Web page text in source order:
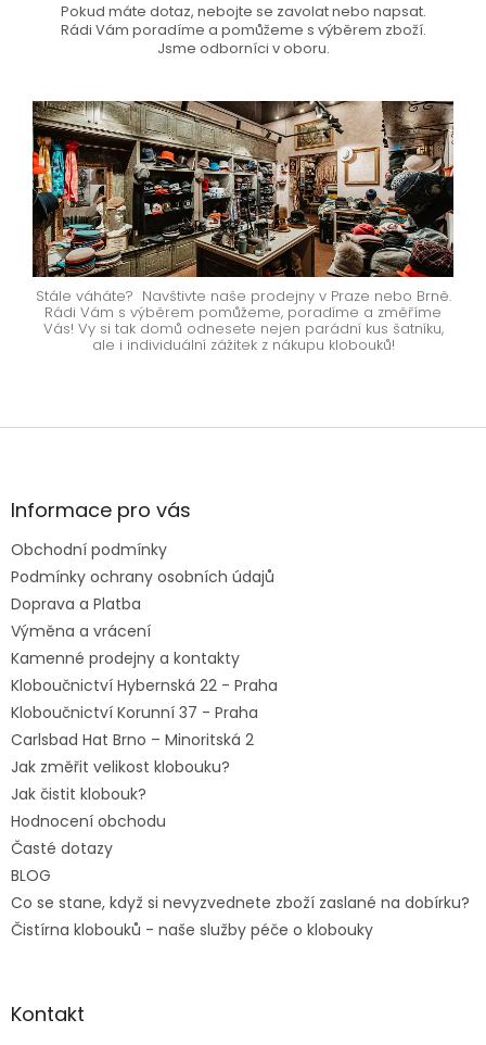
Pokud máte dotaz, nebojte se zavolat nebo napsat.
Rádi Vám poradíme a pomůžeme s výběrem zboží.
Jsme odborníci v oboru.
Stále váháte? Navštivte naše prodejny v Praze nebo Brně.
Rádi Vám s výběrem pomůžeme, poradíme a změříme
Vás! Vy si tak domů odnesete nejen parádní kus šatníku,
ale i individuální zážitek z nákupu klobouků!
Z
aInformace pro vás
Obchodní podmínky
Podmínky ochrany osobních údajů
Doprava a Platba
Výměna a vrácení
Kamenné prodejny a kontakty
Kloboučnictví Hybernská 22 - Praha
Kloboučnictví Korunní 37 - Praha
Carlsbad Hat Brno – Minoritská 2
Jak změřit velikost klobouku?
Jak čistit klobouk?
Hodnocení obchodu
Časté dotazy
BLOG
Co se stane, když si nevyzvednete zboží zaslané na dobírku?
Čistírna klobouků - naše služby péče o klobouky
Kontakt